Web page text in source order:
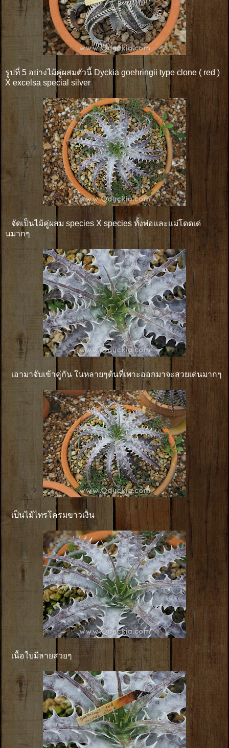
รูปที่ 5 อย่างไม้คู่ผสมตัวนี้ Dyckia goehringii type clone ( red )
X excelsa special silver
จัดเป็นไม้คู่ผสม species X species ทั้งพ่อเเละเเม่โดดเด่
นมากๆ
เอามาจับเข้าคู่กัน ในหลายๆต้นที่เพาะออกมาจะสวยเด่นมากๆ
เป็นไม้ไทรโครมขาวเงิน
เนื้อใบมีลายสวยๆ